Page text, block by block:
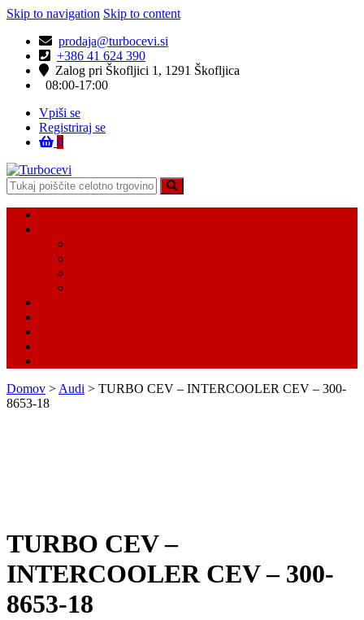
Skip to navigation Skip to content
prodaja@turbocevi.si
+386 41 624 390
Zalog pri Škofljici 1, 1291 Škofljica
08:00-17:00
Vpiši se
Registriraj se
0
Turbocevi
Turbo ideal – turbo cevi
Domov > Audi > TURBO CEV – INTERCOOLER CEV – 300-
8653-18
TURBO CEV –
INTERCOOLER CEV – 300-
8653-18